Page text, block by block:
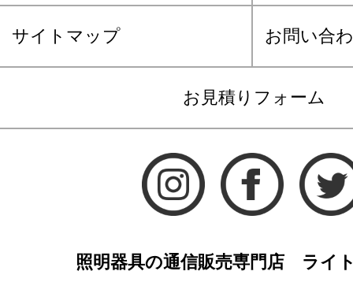
サイトマップ お問い合
お見積りフォーム
照明器具の通信販売専門店 ライ